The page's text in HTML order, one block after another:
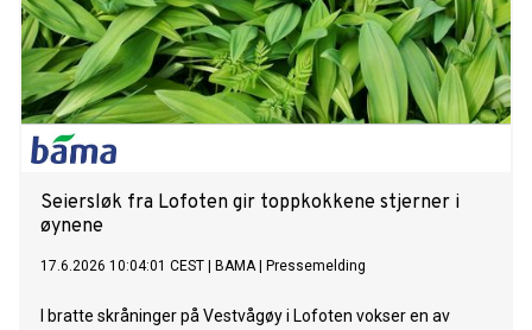
Seiersløk fra Lofoten gir toppkokkene stjerner i
øynene
17.6.2026 10:04:01 CEST BAMA| Pressemelding
I bratte skråninger på Vestvågøy i Lofoten vokser en av